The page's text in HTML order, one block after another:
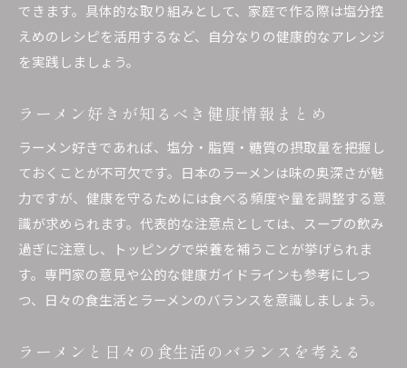
できます。具体的な取り組みとして、家庭で作る際は塩分控
えめのレシピを活用するなど、自分なりの健康的なアレンジ
を実践しましょう。
ラーメン好きが知るべき健康情報まとめ
ラーメン好きであれば、塩分・脂質・糖質の摂取量を把握し
ておくことが不可欠です。日本のラーメンは味の奥深さが魅
力ですが、健康を守るためには食べる頻度や量を調整する意
識が求められます。代表的な注意点としては、スープの飲み
過ぎに注意し、トッピングで栄養を補うことが挙げられま
す。専門家の意見や公的な健康ガイドラインも参考にしつ
つ、日々の食生活とラーメンのバランスを意識しましょう。
ラーメンと日々の食生活のバランスを考える